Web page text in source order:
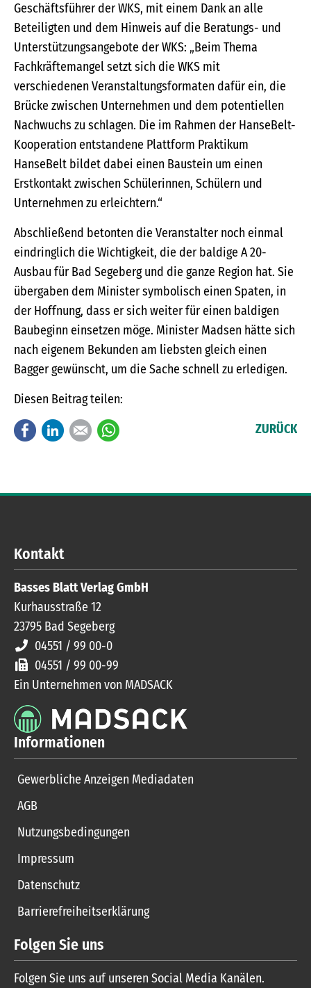
Geschäftsführer der WKS, mit einem Dank an alle
Beteiligten und dem Hinweis auf die Beratungs- und
Unterstützungsangebote der WKS: „Beim Thema
Fachkräftemangel setzt sich die WKS mit
verschiedenen Veranstaltungsformaten dafür ein, die
Brücke zwischen Unternehmen und dem potentiellen
Nachwuchs zu schlagen. Die im Rahmen der HanseBelt-
Kooperation entstandene Plattform Praktikum
HanseBelt bildet dabei einen Baustein um einen
Erstkontakt zwischen Schülerinnen, Schülern und
Unternehmen zu erleichtern.“
Abschließend betonten die Veranstalter noch einmal
eindringlich die Wichtigkeit, die der baldige A 20-
Ausbau für Bad Segeberg und die ganze Region hat. Sie
übergaben dem Minister symbolisch einen Spaten, in
der Hoffnung, dass er sich weiter für einen baldigen
Baubeginn einsetzen möge. Minister Madsen hätte sich
nach eigenem Bekunden am liebsten gleich einen
Bagger gewünscht, um die Sache schnell zu erledigen.
Diesen Beitrag teilen:
FacebookLinkedInE-mail ZURÜCK
Kontakt
Basses Blatt Verlag GmbH
Kurhausstraße 12
23795 Bad Segeberg
04551 / 99 00-0
04551 / 99 00-99
Ein Unternehmen von MADSACK
Informationen
Gewerbliche Anzeigen Mediadaten
AGB
Nutzungsbedingungen
Impressum
Datenschutz
Barrierefreiheitserklärung
Folgen Sie uns
Folgen Sie uns auf unseren Social Media Kanälen.